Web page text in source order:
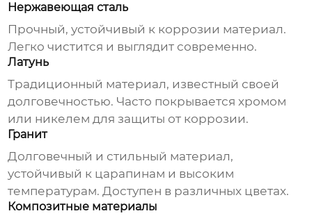
Нержавеющая сталь
Прочный, устойчивый к коррозии материал.
Легко чистится и выглядит современно.
Латунь
Традиционный материал, известный своей
долговечностью. Часто покрывается хромом
или никелем для защиты от коррозии.
Гранит
Долговечный и стильный материал,
устойчивый к царапинам и высоким
температурам. Доступен в различных цветах.
Композитные материалы